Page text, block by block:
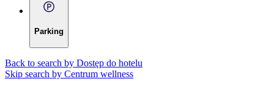
Parking
Back to search by Dostęp do hotelu
Skip search by Centrum wellness